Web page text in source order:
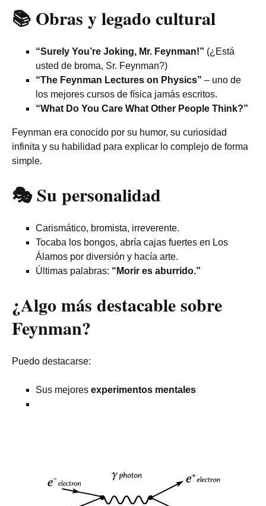
📚 Obras y legado cultural
“Surely You’re Joking, Mr. Feynman!” (¿Está
usted de broma, Sr. Feynman?)
“The Feynman Lectures on Physics” – uno de
los mejores cursos de física jamás escritos.
“What Do You Care What Other People Think?”
Feynman era conocido por su humor, su curiosidad
infinita y su habilidad para explicar lo complejo de forma
simple.
🎭 Su personalidad
Carismático, bromista, irreverente.
Tocaba los bongos, abría cajas fuertes en Los
Álamos por diversión y hacía arte.
Últimas palabras: “Morir es aburrido.”
¿Algo más destacable sobre
Feynman?
Puedo destacarse:
Sus mejores experimentos mentales